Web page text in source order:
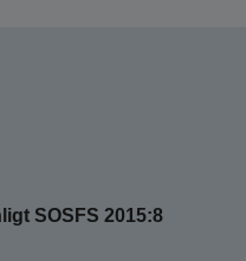
SOSFS 2015:8